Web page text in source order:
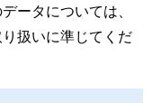
ータについては、
扱いに準じてくだ